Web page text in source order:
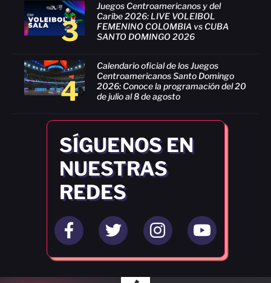
3
Juegos Centroamericanos y del
Caribe 2026: LIVE VOLEIBOL
FEMENINO COLOMBIA vs CUBA
SANTO DOMINGO 2026
4
Calendario oficial de los Juegos
Centroamericanos Santo Domingo
2026: Conoce la programación del 20
de julio al 8 de agosto
SÍGUENOS EN
NUESTRAS
REDES